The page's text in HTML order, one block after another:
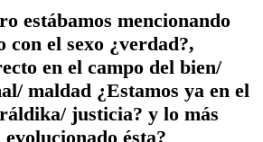
estábamos mencionando
con el sexo ¿verdad?,
en el campo del bien/
maldad ¿Estamos ya en el
justicia? y lo más
ésta?